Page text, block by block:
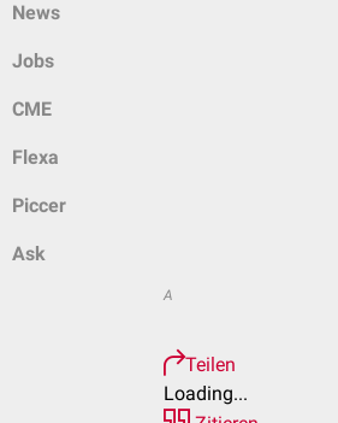
News
Jobs
CME
Flexa
Piccer
Ask
A
Teilen
Loading...